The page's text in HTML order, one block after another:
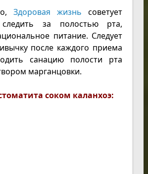
Здоровая жизнь советует
следить за полостью рта,
питание. Следует
после каждого приема
санацию полости рта
марганцовки.
соком каланхоэ: